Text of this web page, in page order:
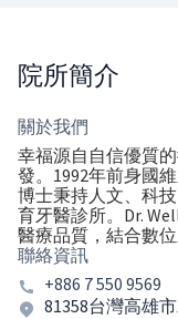
院所簡介
關於我們
幸福源自自信優質
發。1992年前身國
博士秉持人文、科
育牙醫診所。Dr.
醫療品質，結合數
聯絡資訊
+886 7 550 9569
81358台灣高雄